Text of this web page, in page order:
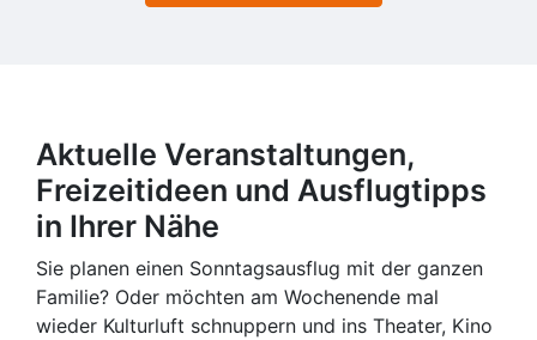
Aktuelle Veranstaltungen,
Freizeitideen und Ausflugtipps
in Ihrer Nähe
Sie planen einen Sonntagsausflug mit der ganzen
Familie? Oder möchten am Wochenende mal
wieder Kulturluft schnuppern und ins Theater, Kino